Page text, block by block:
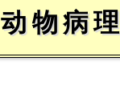
动物病理